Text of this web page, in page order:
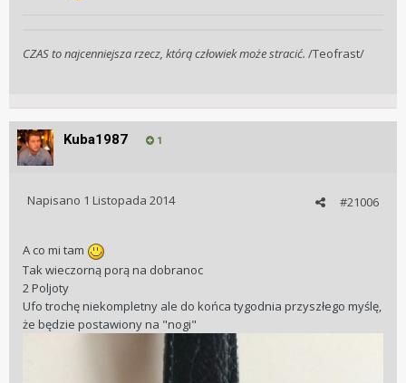
CZAS to najcenniejsza rzecz, którą człowiek może stracić. /Teofrast/
Kuba1987 1
#21006
Napisano 1 Listopada 2014
A co mi tam
Tak wieczorną porą na dobranoc
2 Poljoty
Ufo trochę niekompletny ale do końca tygodnia przyszłego myślę,
że będzie postawiony na "nogi"